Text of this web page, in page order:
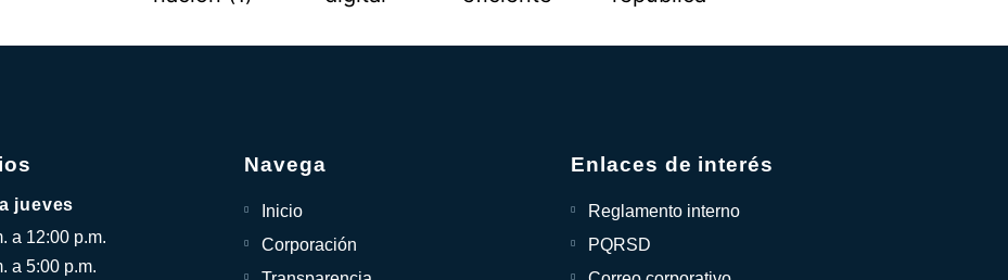
jueves
a 12:00 p.m.
a 5:00 p.m.
Navega
Inicio
Corporación
Enlaces de interés
Reglamento interno
PQRSD